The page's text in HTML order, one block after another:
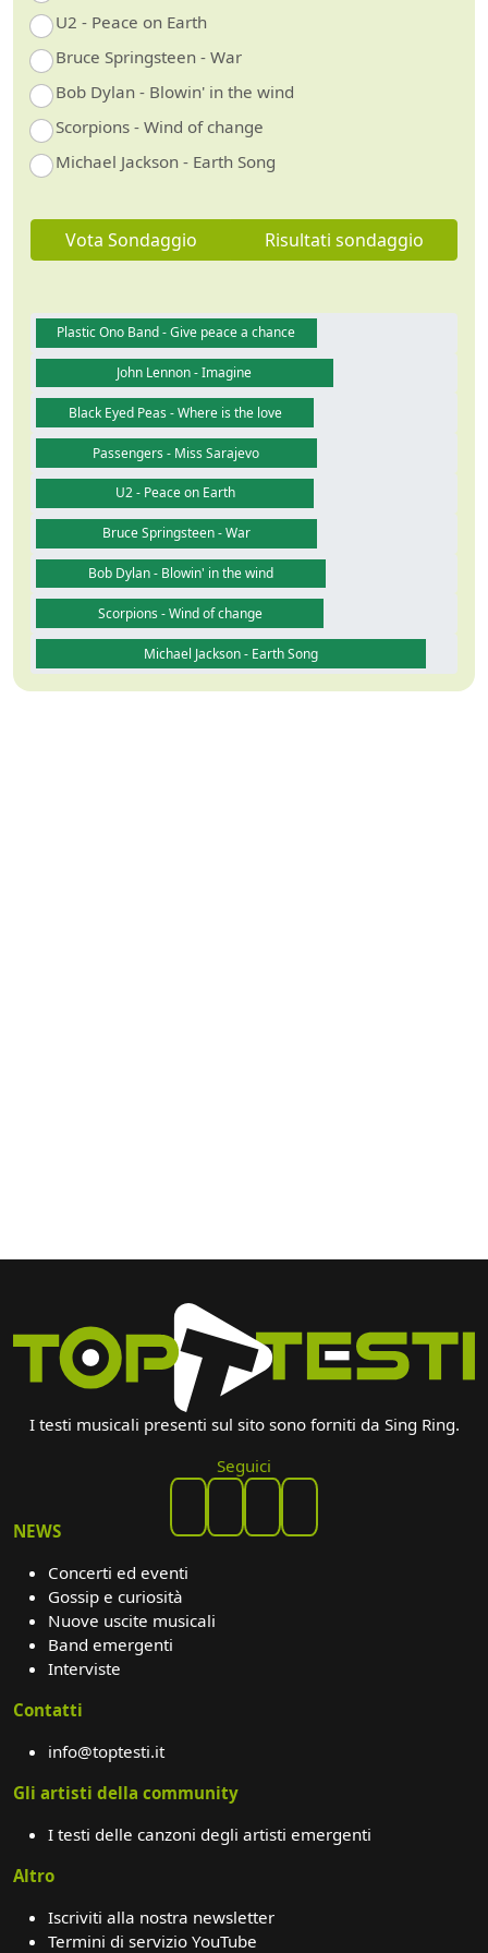
U2 - Peace on Earth
Bruce Springsteen - War
Bob Dylan - Blowin' in the wind
Scorpions - Wind of change
Michael Jackson - Earth Song
Vota Sondaggio Risultati sondaggio
Plastic Ono Band - Give peace a chance
John Lennon - Imagine
Black Eyed Peas - Where is the love
Passengers - Miss Sarajevo
U2 - Peace on Earth
Bruce Springsteen - War
Bob Dylan - Blowin' in the wind
Scorpions - Wind of change
Michael Jackson - Earth Song
I testi musicali presenti sul sito sono forniti da Sing Ring.
Seguici
NEWS
Concerti ed eventi
Gossip e curiosità
Nuove uscite musicali
Band emergenti
Interviste
Contatti
info@toptesti.it
Gli artisti della community
I testi delle canzoni degli artisti emergenti
Altro
Iscriviti alla nostra newsletter
Termini di servizio YouTube